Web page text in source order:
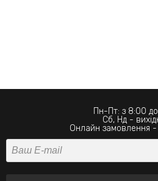
Пн-Пт: з 8:00
Сб, Нд -
Онлайн замовлення -